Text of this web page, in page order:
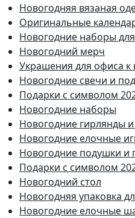
Новогодняя вязаная
Оригинальные
Новогодние наборы
Новогодний мерч
Украшения для офиса к
Новогодние свечи и
Подарки с символом
Новогодние наборы
Новогодние гирлянды
Новогодние елочные
Новогодние подушки и
Подарки с символом
Новогодний стол
Новогодняя упаковка
Новогодние елочные